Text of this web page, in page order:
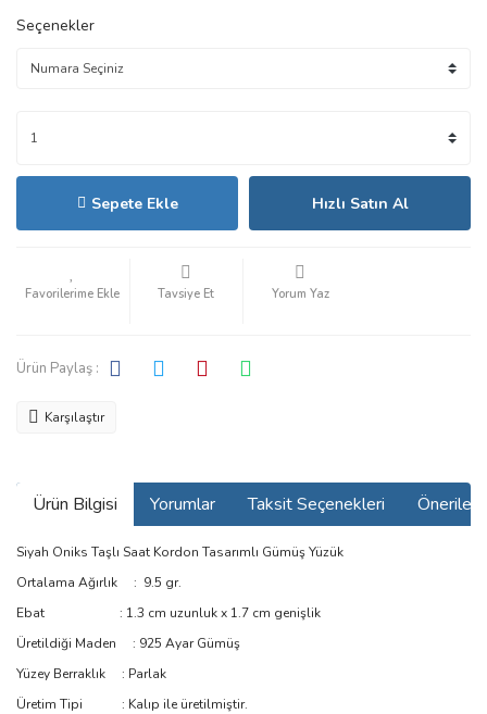
Seçenekler
Sepete Ekle Hızlı Satın Al
Tavsiye Et Yorum Yaz
Ürün Paylaş :
Karşılaştır
Ürün Bilgisi Yorumlar Taksit Seçenekleri
Siyah Oniks Taşlı Saat Kordon Tasarımlı Gümüş Yüzük
Ortalama Ağırlık : 9.5 gr.
Ebat : 1.3 cm uzunluk x 1.7 cm genişlik
Üretildiği Maden : 925 Ayar Gümüş
Yüzey Berraklık : Parlak
Üretim Tipi : Kalıp ile üretilmiştir.